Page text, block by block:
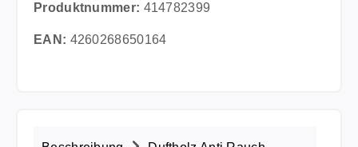
Produktnummer: 414782399
EAN: 4260268650164